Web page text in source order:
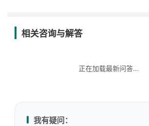
相关咨询与解答
正在加载最新问答...
我有疑问：